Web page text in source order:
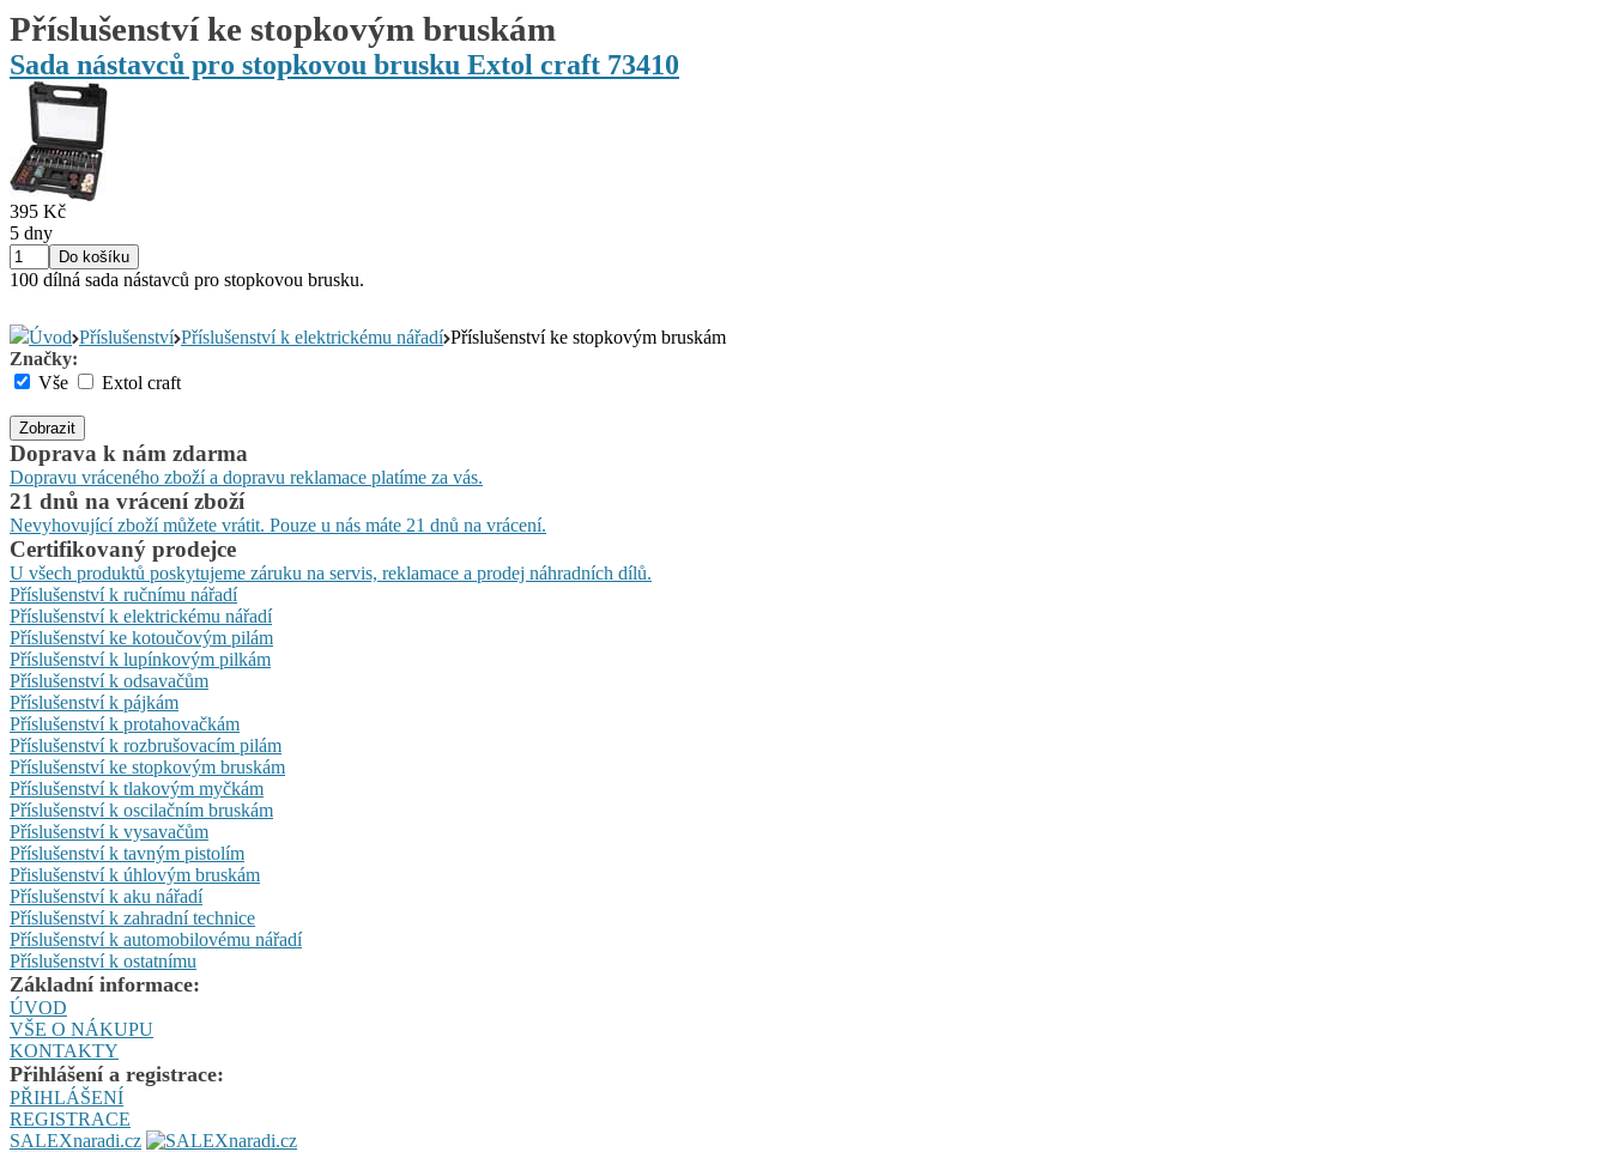
Příslušenství ke stopkovým bruskám
Sada nástavců pro stopkovou brusku Extol craft 73410
395 Kč
5 dny
100 dílná sada nástavců pro stopkovou brusku.
Úvod Příslušenství Příslušenství k elektrickému nářadí Příslušenství ke stopkovým bruskám
Značky:
Vše
Extol craft
Zobrazit
Doprava k nám zdarma
Dopravu vráceného zboží a dopravu reklamace platíme za vás.
21 dnů na vrácení zboží
Nevyhovující zboží můžete vrátit. Pouze u nás máte 21 dnů na vrácení.
Certifikovaný prodejce
U všech produktů poskytujeme záruku na servis, reklamace a prodej náhradních dílů.
Příslušenství k ručnímu nářadí
Příslušenství k elektrickému nářadí
Příslušenství ke kotoučovým pilám
Příslušenství k lupínkovým pilkám
Příslušenství k odsavačům
Příslušenství k pájkám
Příslušenství k protahovačkám
Příslušenství k rozbrušovacím pilám
Příslušenství ke stopkovým bruskám
Příslušenství k tlakovým myčkám
Příslušenství k oscilačním bruskám
Příslušenství k vysavačům
Příslušenství k tavným pistolím
Přislušenství k úhlovým bruskám
Příslušenství k aku nářadí
Příslušenství k zahradní technice
Příslušenství k automobilovému nářadí
Příslušenství k ostatnímu
Základní informace:
ÚVOD
VŠE O NÁKUPU
KONTAKTY
Přihlášení a registrace:
PŘIHLÁŠENÍ
REGISTRACE
SALEXnaradi.cz